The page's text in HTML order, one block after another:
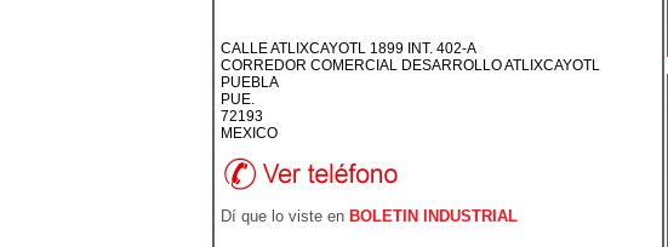
CALLE ATLIXCAYOTL 1899 INT. 402-A
CORREDOR COMERCIAL DESARROLLO ATLIXCAYOTL
PUEBLA
PUE.
72193
MEXICO
Dí que lo viste en BOLETIN INDUSTRIAL